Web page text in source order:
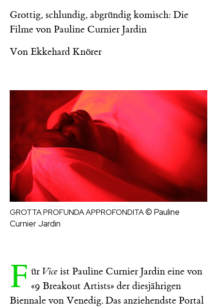
Grottig, schlundig, abgründig komisch: Die
Filme von Pauline Curnier Jardin
Von Ekkehard Knörer
GROTTA PROFUNDA APPROFONDITA© Pauline
Curnier Jardin
F ür Vice ist Pauline Curnier Jardin eine von
«9 Breakout Artists» der diesjährigen
Biennale von Venedig. Das anziehendste Portal